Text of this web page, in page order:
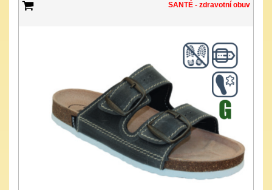
SANTÉ - zdravotní obuv